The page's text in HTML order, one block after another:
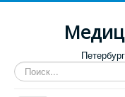
Искать...